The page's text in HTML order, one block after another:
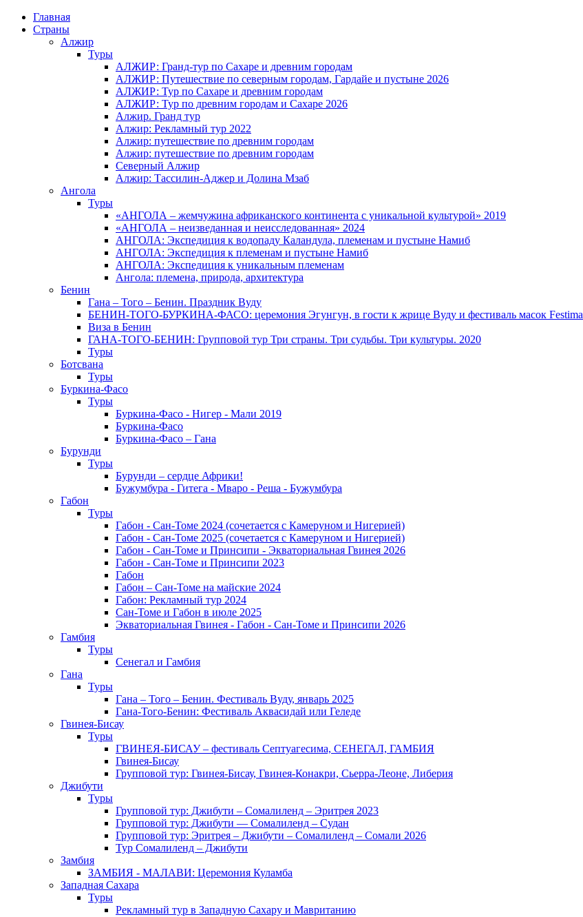
Главная
Страны
Алжир
Туры
АЛЖИР: Гранд-тур по Сахаре и древним городам
АЛЖИР: Путешествие по северным городам, Гардайе и пустыне 2026
АЛЖИР: Тур по Сахаре и древним городам
АЛЖИР: Тур по древним городам и Сахаре 2026
Алжир. Гранд тур
Алжир: Рекламный тур 2022
Алжир: путешествие по древним городам
Алжир: путешествие по древним городам
Северный Алжир
Алжир: Тассилин-Аджер и Долина Мзаб
Ангола
Туры
«АНГОЛА – жемчужина африканского континента с уникальной культурой» 2019
«АНГОЛА – неизведанная и неисследованная» 2024
АНГОЛА: Экспедиция к водопаду Каландула, племенам и пустыне Намиб
АНГОЛА: Экспедиция к племенам и пустыне Намиб
АНГОЛА: Экспедиция к уникальным племенам
Ангола: племена, природа, архитектура
Бенин
Гана – Того – Бенин. Праздник Вуду
БЕНИН-ТОГО-БУРКИНА-ФАСО: церемония Эгунгун, в гости к жрице Вуду и фестиваль масок Festima
Виза в Бенин
ГАНА-ТОГО-БЕНИН: Групповой тур Три страны. Три судьбы. Три культуры. 2020
Туры
Ботсвана
Туры
Буркина-Фасо
Туры
Буркина-Фасо - Нигер - Мали 2019
Буркина-Фасо
Буркина-Фасо – Гана
Бурунди
Туры
Бурунди – сердце Африки!
Бужумбура - Гитега - Мваро - Реша - Бужумбура
Габон
Туры
Габон - Сан-Томе 2024 (сочетается с Камеруном и Нигерией)
Габон - Сан-Томе 2025 (сочетается с Камеруном и Нигерией)
Габон - Сан-Томе и Принсипи - Экваториальная Гвинея 2026
Габон - Сан-Томе и Принсипи 2023
Габон
Габон – Сан-Томе на майские 2024
Габон: Рекламный тур 2024
Сан-Томе и Габон в июле 2025
Экваториальная Гвинея - Габон - Сан-Томе и Принсипи 2026
Гамбия
Туры
Сенегал и Гамбия
Гана
Туры
Гана – Того – Бенин. Фестиваль Вуду, январь 2025
Гана-Того-Бенин: Фестиваль Аквасидай или Геледе
Гвинея-Бисау
Туры
ГВИНЕЯ-БИСАУ – фестиваль Септуагесима, СЕНЕГАЛ, ГАМБИЯ
Гвинея-Бисау
Групповой тур: Гвинея-Бисау, Гвинея-Конакри, Сьерра-Леоне, Либерия
Джибути
Туры
Групповой тур: Джибути – Cомалиленд – Эритрея 2023
Групповой тур: Джибути — Сомалиленд – Судан
Групповой тур: Эритрея – Джибути – Сомалиленд – Сомали 2026
Тур Cомалиленд – Джибути
Замбия
ЗАМБИЯ - МАЛАВИ: Церемония Куламба
Западная Сахара
Туры
Рекламный тур в Западную Сахару и Мавританию